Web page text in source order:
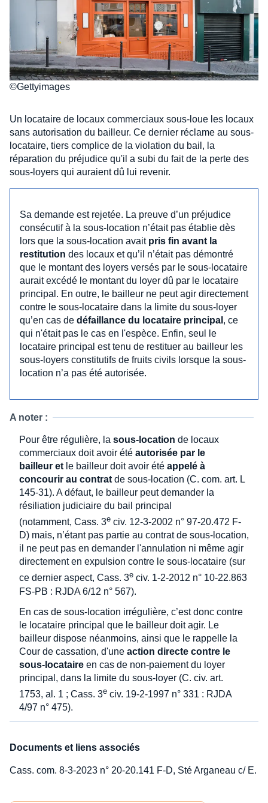
©Gettyimages
Un locataire de locaux commerciaux sous-loue les locaux
sans autorisation du bailleur. Ce dernier réclame au sous-
locataire, tiers complice de la violation du bail, la
réparation du préjudice qu'il a subi du fait de la perte des
sous-loyers qui auraient dû lui revenir.
Sa demande est rejetée. La preuve d’un préjudice
consécutif à la sous-location n’était pas établie dès
lors que la sous-location avait pris fin avant la
restitution des locaux et qu’il n’était pas démontré
que le montant des loyers versés par le sous-locataire
aurait excédé le montant du loyer dû par le locataire
principal. En outre, le bailleur ne peut agir directement
contre le sous-locataire dans la limite du sous-loyer
qu’en cas de défaillance du locataire principal , ce
qui n'était pas le cas en l'espèce. Enfin, seul le
locataire principal est tenu de restituer au bailleur les
sous-loyers constitutifs de fruits civils lorsque la sous-
location n’a pas été autorisée.
A noter :
Pour être régulière, la sous-location de locaux
commerciaux doit avoir été autorisée par le
bailleur et le bailleur doit avoir été appelé à
concourir au contrat de sous-location (C. com. art. L
145-31). A défaut, le bailleur peut demander la
résiliation judiciaire du bail principal
(notamment, Cass. 3e civ. 12-3-2002 n° 97-20.472 F-
D) mais, n’étant pas partie au contrat de sous-location,
il ne peut pas en demander l'annulation ni même agir
directement en expulsion contre le sous-locataire (sur
ce dernier aspect, Cass. 3e civ. 1-2-2012 n° 10-22.863
FS-PB : RJDA 6/12 n° 567).
En cas de sous-location irrégulière, c’est donc contre
le locataire principal que le bailleur doit agir. Le
bailleur dispose néanmoins, ainsi que le rappelle la
Cour de cassation, d'une action directe contre le
sous-locataire en cas de non-paiement du loyer
principal, dans la limite du sous-loyer (C. civ. art.
1753, al. 1 ; Cass. 3e civ. 19-2-1997 n° 331 : RJDA
4/97 n° 475).
Documents et liens associés
Cass. com. 8-3-2023 n° 20-20.141 F-D, Sté Arganeau c/ E.